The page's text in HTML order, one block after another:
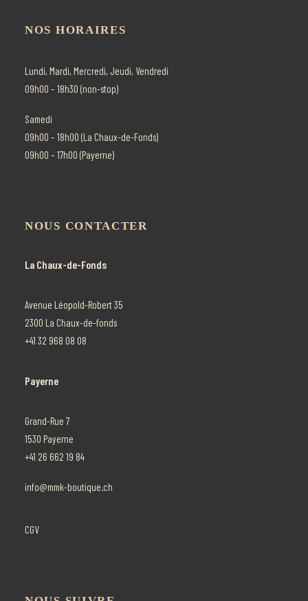
Panier
NOS HORAIRES
Lundi, Mardi, Mercredi, Jeudi, Vendredi
09h00 – 18h30 (non-stop)
Samedi
09h00 – 18h00 (La Chaux-de-Fonds)
09h00 – 17h00 (Payerne)
NOUS CONTACTER
La Chaux-de-Fonds
Avenue Léopold-Robert 35
2300 La Chaux-de-fonds
+41 32 968 08 08
Payerne
Grand-Rue 7
1530 Payerne
+41 26 662 19 84
info@mmk-boutique.ch
CGV